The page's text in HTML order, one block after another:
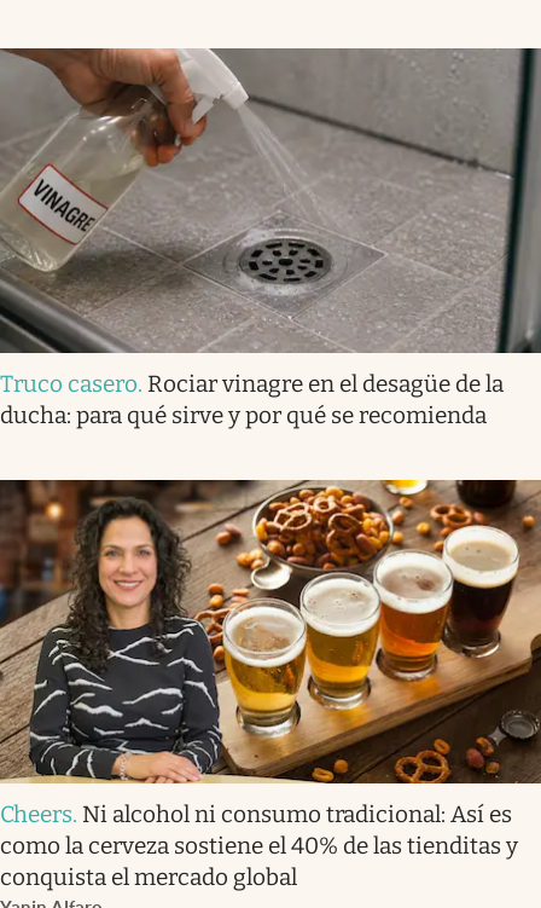
Truco casero. Rociar vinagre en el desagüe de la
ducha: para qué sirve y por qué se recomienda
Cheers. Ni alcohol ni consumo tradicional: Así es
como la cerveza sostiene el 40% de las tienditas y
conquista el mercado global